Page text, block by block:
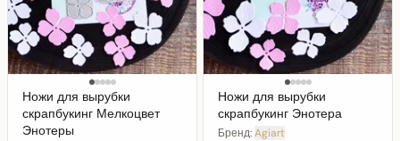
Ножи для вырубки
скрапбукинг Мелкоцвет
Энотеры
Ножи для вырубки
скрапбукинг Энотера
Бренд:Agiart